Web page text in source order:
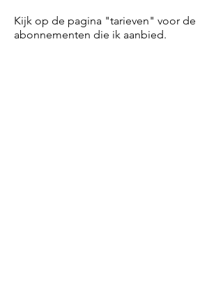
Kijk op de pagina "tarieven" voor de
abonnementen die ik aanbied.